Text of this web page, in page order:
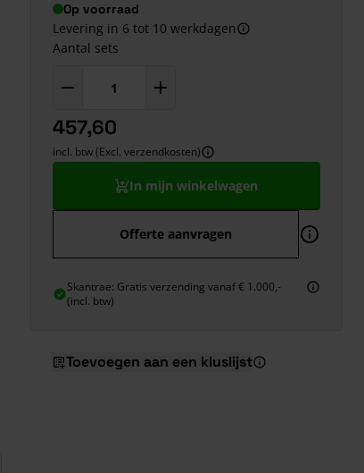
Op voorraad
Levering in 6 tot 10 werkdagen
Aantal sets
457,60
incl. btw (Excl. verzendkosten)
In mijn winkelwagen
Offerte aanvragen
Skantrae: Gratis verzending vanaf € 1.000,-
(incl. btw)
Toevoegen aan een kluslijst